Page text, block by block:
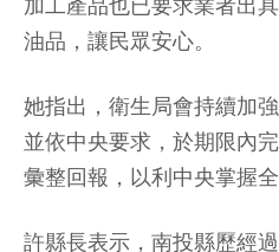
加工產品也已要求業者出
油品，讓民眾安心。
她指出，衛生局會持續加
並依中央要求，於期限內
彙整回報，以利中央掌握
許縣長表示，南投縣歷經